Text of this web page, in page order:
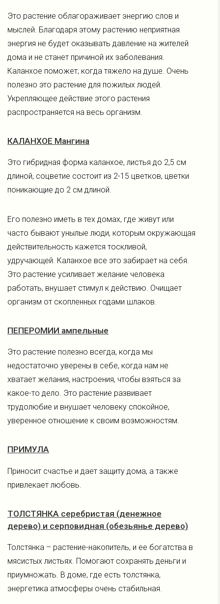
Это растение облагораживает энергию слов и
мыслей. Благодаря этому растению неприятная
энергия не будет оказывать давление на жителей
дома и не станет причиной их заболевания.
Каланхое поможет, когда тяжело на душе. Очень
полезно это растение для пожилых людей.
Укрепляющее действие этого растения
распространяется на весь организм.
КАЛАНХОЕ Мангина
Это гибридная форма каланхое, листья до 2,5 см
длиной, соцветие состоит из 2-15 цветков, цветки
поникающие до 2 см длиной.
Его полезно иметь в тех домах, где живут или
часто бывают унылые люди, которым окружающая
действительность кажется тоскливой,
удручающей. Каланхое все это забирает на себя.
Это растение усиливает желание человека
работать, внушает стимул к действию. Очищает
организм от скопленных годами шлаков.
ПЕПЕРОМИИ ампельные
Это растение полезно всегда, когда мы
недостаточно уверены в себе, когда нам не
хватает желания, настроения, чтобы взяться за
какое-то дело. Это растение развивает
трудолюбие и внушает человеку спокойное,
уверенное отношение к своим возможностям.
ПРИМУЛА
Приносит счастье и дает защиту дома, а также
привлекает любовь.
ТОЛСТЯНКА серебристая (денежное
дерево) и серповидная (обезьянье дерево)
Толстянка – растение-накопитель, и ее богатства в
мясистых листьях. Помогают сохранять деньги и
приумножать. В доме, где есть толстянка,
энергетика атмосферы очень стабильная.